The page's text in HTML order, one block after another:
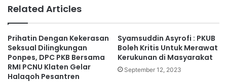
Related Articles
Prihatin Dengan Kekerasan
Seksual Dilingkungan
Ponpes, DPC PKB Bersama
RMI PCNU Klaten Gelar
Halaqoh Pesantren
Syamsuddin Asyrofi : PKUB
Boleh Kritis Untuk Merawat
Kerukunan di Masyarakat
September 12, 2023